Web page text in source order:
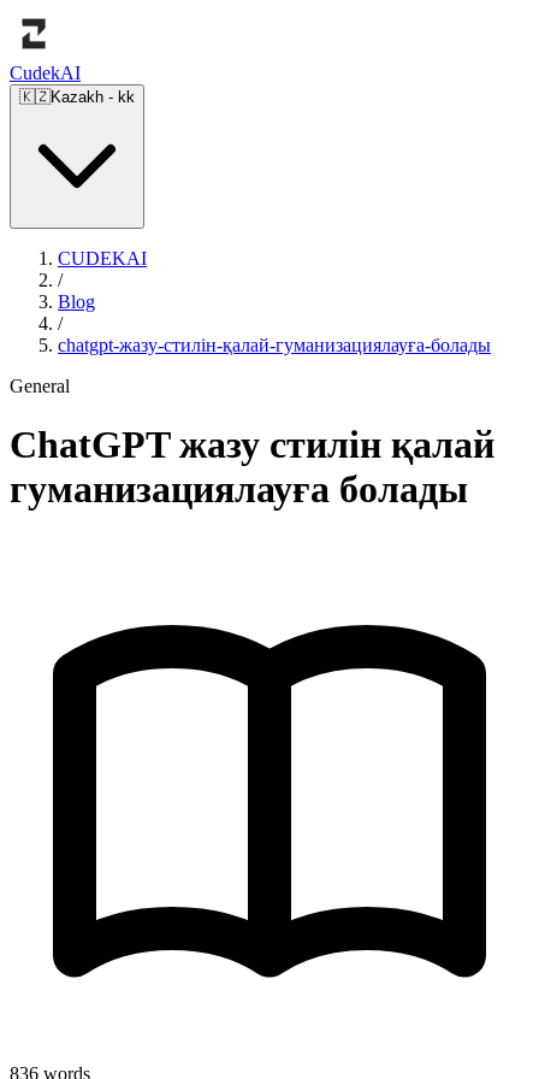
CudekAI
🇰🇿Kazakh - kk
CUDEKAI
/
Blog
/
chatgpt-жазу-стилін-қалай-гуманизациялауға-болады
General
ChatGPT жазу стилін қалай
гуманизациялауға болады
836 words